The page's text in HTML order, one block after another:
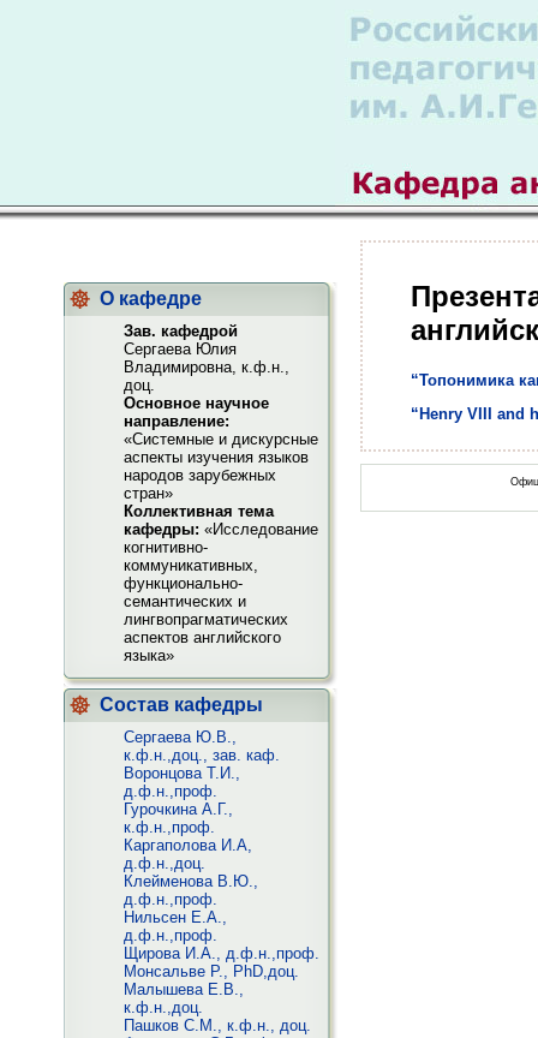
О кафедре
Зав. кафедрой
Сергаева Юлия
Владимировна, к.ф.н.,
доц.
Основное научное
направление:
«Системные и дискурсные
аспекты изучения языков
народов зарубежных
стран»
Коллективная тема
кафедры: «Исследование
когнитивно-
коммуникативных,
функционально-
семантических и
лингвопрагматических
аспектов английского
языка»
Состав кафедры
Сергаева Ю.В.,
к.ф.н.,доц., зав. каф.
Воронцова Т.И.,
д.ф.н.,проф.
Гурочкина А.Г.,
к.ф.н.,проф.
Каргаполова И.А,
д.ф.н.,доц.
Клейменова В.Ю.,
д.ф.н.,проф.
Нильсен Е.А.,
д.ф.н.,проф.
Щирова И.А., д.ф.н.,проф.
Монсальве Р., PhD,доц.
Малышева Е.В.,
к.ф.н.,доц.
Пашков С.М., к.ф.н., доц.
“Топонимика
“Henry VIII and